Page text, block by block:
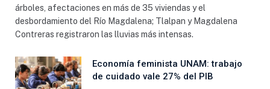
árboles, afectaciones en más de 35 viviendas y el
desbordamiento del Río Magdalena; Tlalpan y Magdalena
Contreras registraron las lluvias más intensas.
Economía feminista UNAM: trabajo
de cuidado vale 27% del PIB